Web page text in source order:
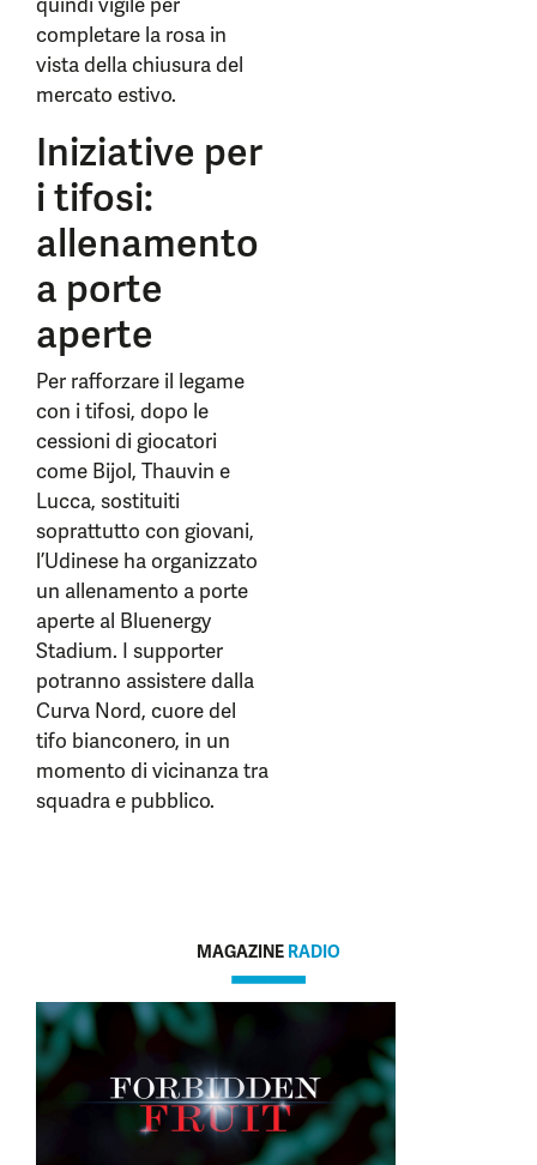
completare la rosa in
vista della chiusura del
mercato estivo.
Iniziative per
i tifosi:
allenamento
a porte
aperte
Per rafforzare il legame
con i tifosi, dopo le
cessioni di giocatori
come Bijol, Thauvin e
Lucca, sostituiti
soprattutto con giovani,
l’Udinese ha organizzato
un allenamento a porte
aperte al Bluenergy
Stadium. I supporter
potranno assistere dalla
Curva Nord, cuore del
tifo bianconero, in un
momento di vicinanza tra
squadra e pubblico.
MAGAZINE RADIO